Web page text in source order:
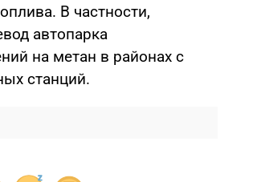
В частности,
автопарка
на метан в районах с
станций.